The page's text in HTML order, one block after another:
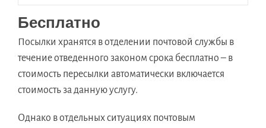
Бесплатно
Посылки хранятся в отделении почтовой службы в
течение отведенного законом срока бесплатно – в
стоимость пересылки автоматически включается
стоимость за данную услугу.
Однако в отдельных ситуациях почтовым